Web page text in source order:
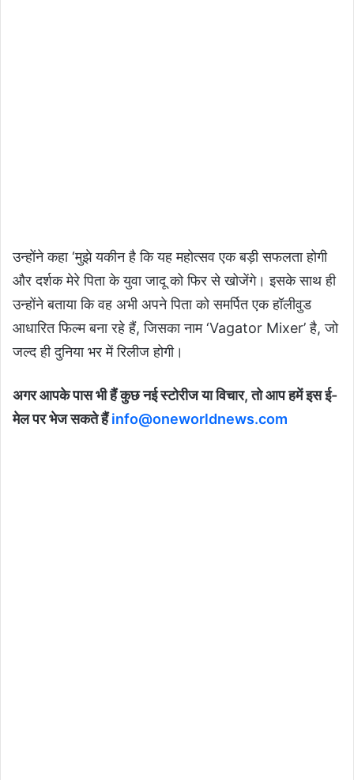
उन्होंने कहा ‘मुझे यकीन है कि यह महोत्सव एक बड़ी सफलता होगी
और दर्शक मेरे पिता के युवा जादू को फिर से खोजेंगे। इसके साथ ही
उन्होंने बताया कि वह अभी अपने पिता को समर्पित एक हॉलीवुड
आधारित फिल्म बना रहे हैं, जिसका नाम ‘Vagator Mixer’ है, जो
जल्द ही दुनिया भर में रिलीज होगी।
अगर आपके पास भी हैं कुछ नई स्टोरीज या विचार, तो आप हमें इस ई-
मेल पर भेज सकते हैंinfo@oneworldnews.com